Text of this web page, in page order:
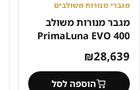
מגברי מנורות משולבים
מגבר מנורות משולב
PrimaLuna EVO 400
₪28,639
הוספה לסל